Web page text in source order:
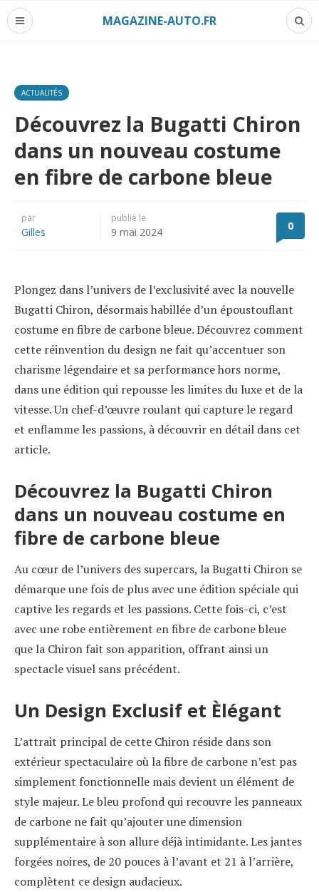
MAGAZINE-AUTO.FR
ACTUALITÉS
Découvrez la Bugatti Chiron
dans un nouveau costume
en fibre de carbone bleue
par
Gilles
publié le
9 mai 2024 0
Plongez dans l’univers de l’exclusivité avec la nouvelle
Bugatti Chiron, désormais habillée d’un époustouflant
costume en fibre de carbone bleue. Découvrez comment
cette réinvention du design ne fait qu’accentuer son
charisme légendaire et sa performance hors norme,
dans une édition qui repousse les limites du luxe et de la
vitesse. Un chef-d’œuvre roulant qui capture le regard
et enflamme les passions, à découvrir en détail dans cet
article.
Découvrez la Bugatti Chiron
dans un nouveau costume en
fibre de carbone bleue
Au cœur de l’univers des supercars, la Bugatti Chiron se
démarque une fois de plus avec une édition spéciale qui
captive les regards et les passions. Cette fois-ci, c’est
avec une robe entièrement en fibre de carbone bleue
que la Chiron fait son apparition, offrant ainsi un
spectacle visuel sans précédent.
Un Design Exclusif et Èlégant
L’attrait principal de cette Chiron réside dans son
extérieur spectaculaire où la fibre de carbone n’est pas
simplement fonctionnelle mais devient un élément de
style majeur. Le bleu profond qui recouvre les panneaux
de carbone ne fait qu’ajouter une dimension
supplémentaire à son allure déjà intimidante. Les jantes
forgées noires, de 20 pouces à l’avant et 21 à l’arrière,
complètent ce design audacieux.